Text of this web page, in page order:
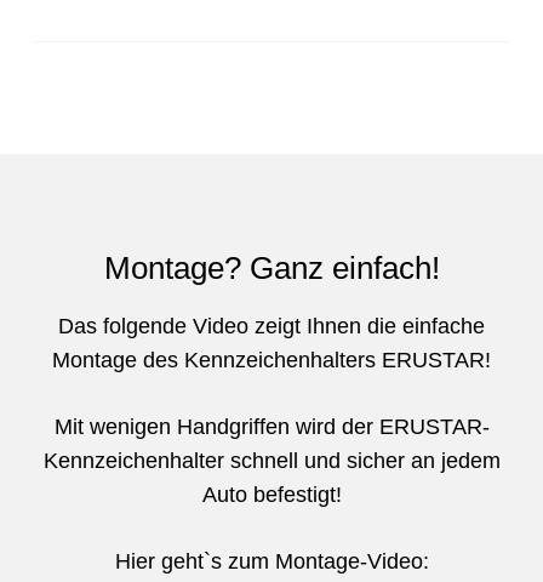
Montage? Ganz einfach!
Das folgende Video zeigt Ihnen die einfache
Montage des Kennzeichenhalters ERUSTAR!
Mit wenigen Handgriffen wird der ERUSTAR-
Kennzeichenhalter schnell und sicher an jedem
Auto befestigt!
Hier geht`s zum Montage-Video: